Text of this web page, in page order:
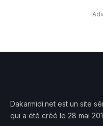
Dakarmidi.net est un site
qui a été créé le 28 mai